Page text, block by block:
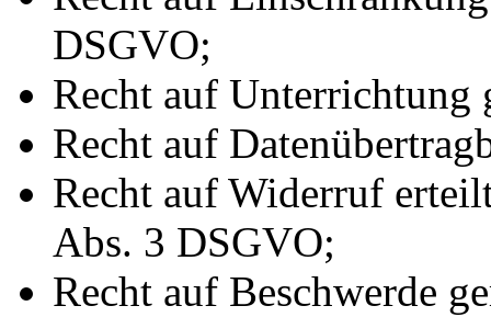
DSGVO;
Recht auf
Recht auf
Recht auf Widerruf
Abs. 3 DSGVO;
Recht auf Beschwerde